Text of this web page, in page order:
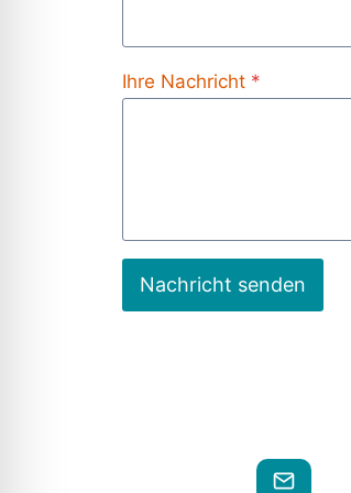
Ihre Nachricht *
Nachricht senden